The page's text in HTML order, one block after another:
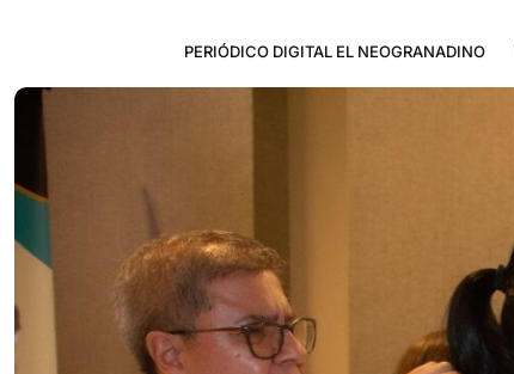
PERIÓDICO DIGITAL EL NEOGRANADINO